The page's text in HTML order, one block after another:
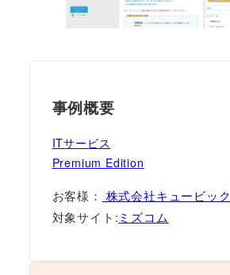
事例概要
ITサービス
Premium Edition
お客様： 株式会社キュービック
対象サイト:ミズコム